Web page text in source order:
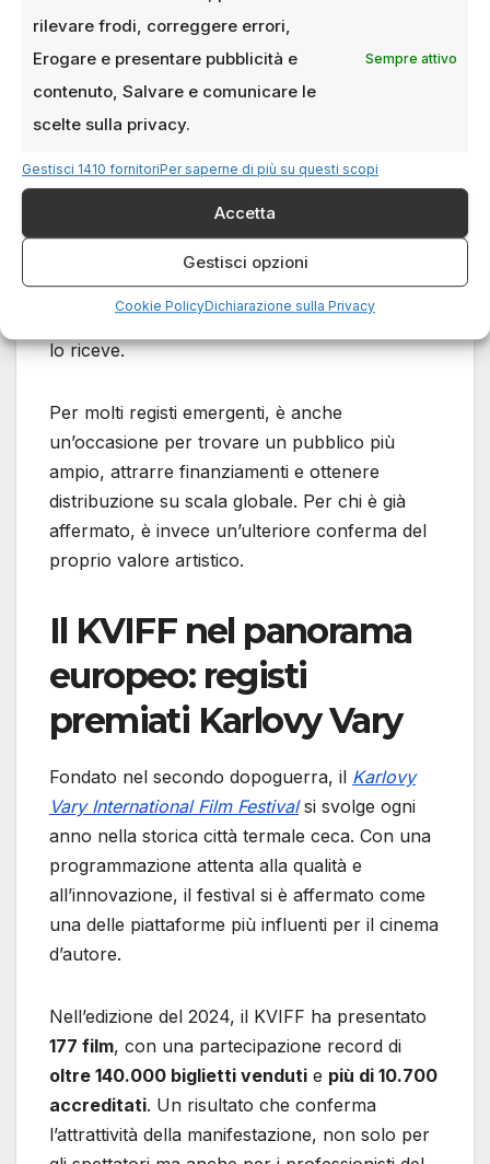
rilevare frodi, correggere errori,
Erogare e presentare pubblicità e
contenuto, Salvare e comunicare le
scelte sulla privacy.
Sempre attivo
Gestisci 1410 fornitoriPer saperne di più su questi scopi
Accetta
Gestisci opzioni
Cookie PolicyDichiarazione sulla Privacy
nella carriera di un
regista
rappresenta solo un riconoscimento simbolico.
In effetti, può segnare un vero e proprio
Il premio garantisce una maggiore visibilità nei
festival internazionali, apre le porte a nuove
coproduzioni e consolida la reputazione di chi
lo riceve.
Per molti registi emergenti, è anche
un’occasione per trovare un pubblico più
ampio, attrarre finanziamenti e ottenere
distribuzione su scala globale. Per chi è già
affermato, è invece un’ulteriore conferma del
proprio valore artistico.
Il KVIFF nel panorama
europeo: registi
premiati Karlovy Vary
Fondato nel secondo dopoguerra, il Karlovy
Vary International Film Festivalsi svolge ogni
anno nella storica città termale ceca. Con una
programmazione attenta alla qualità e
all’innovazione, il festival si è affermato come
una delle piattaforme più influenti per il cinema
d’autore.
Nell’edizione del 2024, il KVIFF ha presentato
177 film, con una partecipazione record di
oltre 140.000 biglietti venduti e più di 10.700
accreditati. Un risultato che conferma
l’attrattività della manifestazione, non solo per